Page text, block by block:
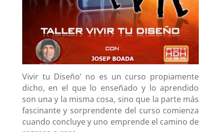
Vivir tu Diseño’ no es un curso propiamente
dicho, en el que lo enseñado y lo aprendido
son una y la misma cosa, sino que la parte más
fascinante y sorprendente del curso comienza
cuando concluye y uno emprende el camino de